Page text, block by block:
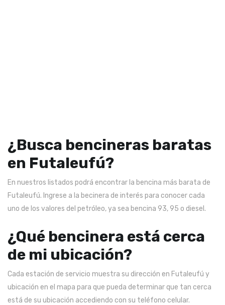
¿Busca bencineras baratas
en Futaleufú?
En nuestros listados podrá encontrar la bencina más barata de
Futaleufú. Ingrese a la becinera de interés para conocer cada
uno de los valores del petróleo, ya sea bencina 93, 95 o diesel.
¿Qué bencinera está cerca
de mi ubicación?
Cada estación de servicio muestra su dirección en Futaleufú y
ubicación en el mapa para que pueda determinar que tan cerca
está de su ubicación accediendo con su teléfono celular.